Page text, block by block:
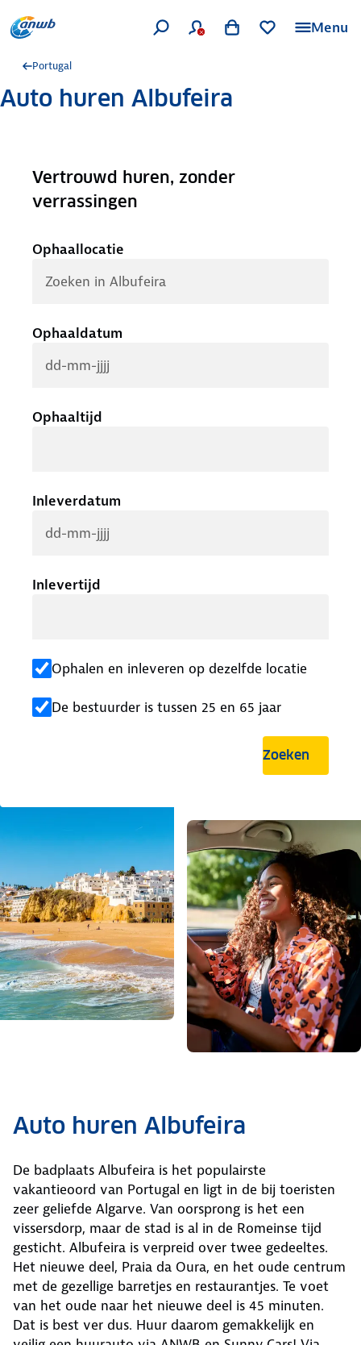
Menu
Portugal
Auto huren Albufeira
Vertrouwd huren, zonder
verrassingen
Ophaallocatie
Ophaaldatum
Ophaaltijd
Inleverdatum
Inlevertijd
Ophalen en inleveren op dezelfde locatie
De bestuurder is tussen 25 en 65 jaar
Zoeken
Auto huren Albufeira
De badplaats Albufeira is het populairste
vakantieoord van Portugal en ligt in de bij toeristen
zeer geliefde Algarve. Van oorsprong is het een
vissersdorp, maar de stad is al in de Romeinse tijd
gesticht. Albufeira is verpreid over twee gedeeltes.
Het nieuwe deel, Praia da Oura, en het oude centrum
met de gezellige barretjes en restaurantjes. Te voet
van het oude naar het nieuwe deel is 45 minuten.
Dat is best ver dus. Huur daarom gemakkelijk en